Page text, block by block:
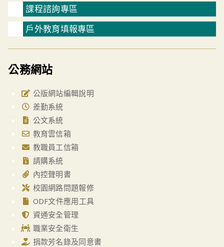
課程諮詢專區
戶外教育填報專區
公務網站
公版網站編輯說明
差勤系統
公文系統
教育雲信箱
教職員工信箱
請購系統
內控聲明書
校園網路問題報修
ODF文件應用工具
資通安全管理
職業安全衛生
捐款芳名錄及同意書